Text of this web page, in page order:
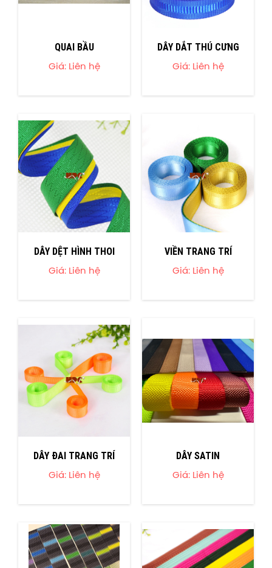
QUAI BẦU
Giá: Liên hệ
DÂY DẮT THÚ CƯNG
Giá: Liên hệ
DÂY DỆT HÌNH THOI
Giá: Liên hệ
VIỀN TRANG TRÍ
Giá: Liên hệ
DÂY ĐAI TRANG TRÍ
Giá: Liên hệ
DÂY SATIN
Giá: Liên hệ